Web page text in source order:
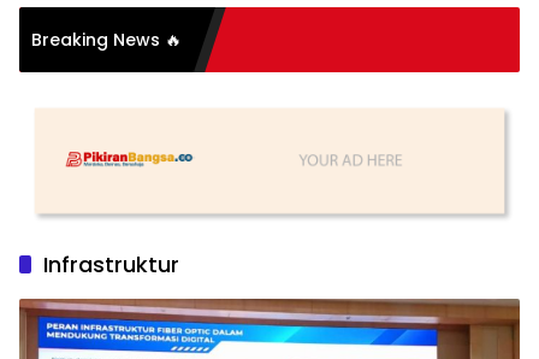
Breaking News 🔥
Organisasi: Antara
Substansi
Infrastruktur